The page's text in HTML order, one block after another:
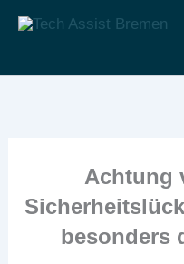
Inhalt
Achtung
besonders